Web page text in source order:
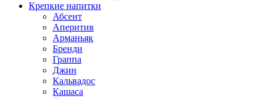
Крепкие напитки
Абсент
Аперитив
Арманьяк
Бренди
Граппа
Джин
Кальвадос
Кашаса